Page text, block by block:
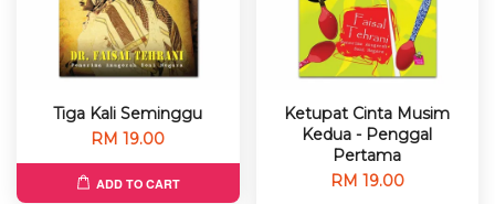
Tiga Kali Seminggu
RM 19.00
ADD TO CART
Ketupat Cinta Musim
Kedua - Penggal
Pertama
RM 19.00